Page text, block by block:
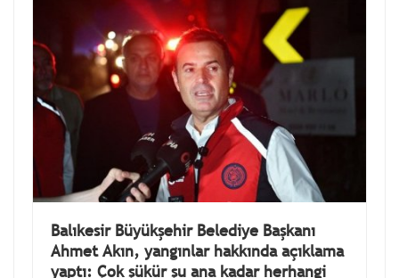
Balıkesir Büyükşehir Belediye Başkanı
Ahmet Akın, yangınlar hakkında açıklama
yaptı: Çok şükür şu ana kadar herhangi